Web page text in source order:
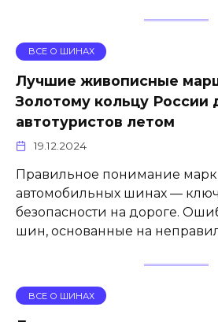
ВСЕ О ШИНАХ
Лучшие живописные
Золотому кольцу России
автотуристов летом
19.12.2024
Правильное понимание
автомобильных шинах —
безопасности на дороге.
шин, основанные на
ВСЕ О ШИНАХ